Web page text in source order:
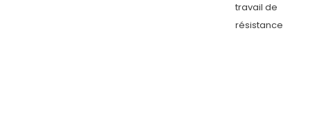
travail de
résistance